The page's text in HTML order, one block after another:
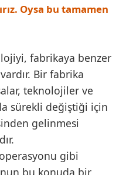
Oysa bu tamamen
fabrikaya benzer
Bir fabrika
teknolojiler ve
sürekli değiştiği için
gelinmesi
gibi
bu konuda bir